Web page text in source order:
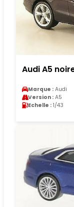
Audi A5
Marque : Audi
Version : A5
Echelle : 1/43